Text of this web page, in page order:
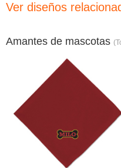
Ver diseños
Amantes de mascotas